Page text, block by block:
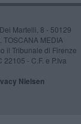
Martelli, 8 - 50129
MEDIA
il Tribunale di Firenze
- C.F. e P.Iva
Nielsen